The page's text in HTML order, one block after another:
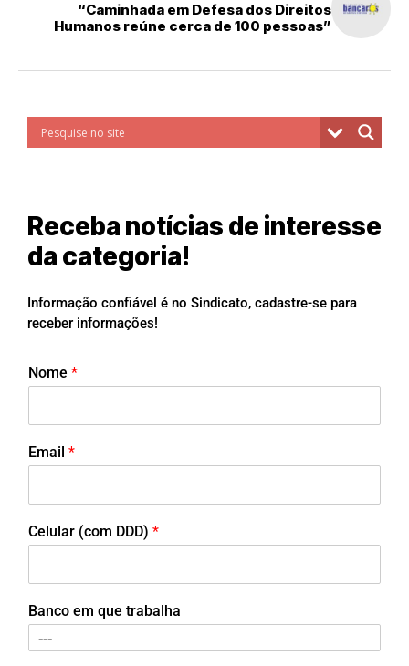
“Caminhada em Defesa dos Direitos
Humanos reúne cerca de 100 pessoas”
Receba notícias de interesse
da categoria!
Informação confiável é no Sindicato, cadastre-se para
receber informações!
Nome *
Email *
Celular (com DDD) *
Banco em que trabalha